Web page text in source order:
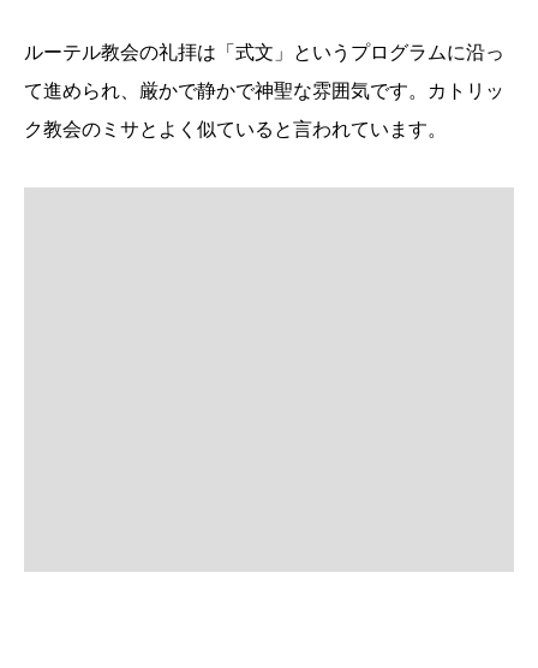
ルーテル教会の礼拝は「式文」というプログラムに沿っ
て進められ、厳かで静かで神聖な雰囲気です。カトリッ
ク教会のミサとよく似ていると言われています。